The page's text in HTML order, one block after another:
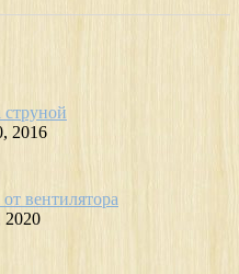
струной
2016
вентилятора
2020